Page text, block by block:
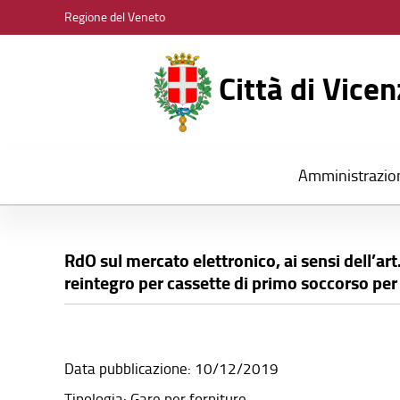
DI
Regione del Veneto
Città di
RdO sul mercato elettronico, ai sensi
reintegro per cassette di primo soccorso
Data pubblicazione: 10/12/2019